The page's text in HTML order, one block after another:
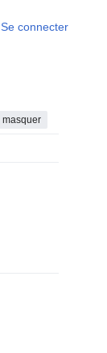
Se connecter
masquer